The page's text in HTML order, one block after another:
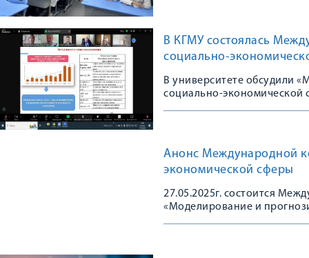
В КГМУ состоялась
социально-
В университете обсудили
социально-экономической
Анонс Международной
экономической сферы
27.05.2025г. состоится
«Моделирование и